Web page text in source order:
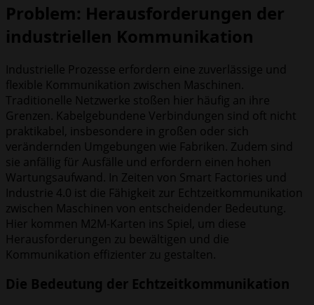
Problem: Herausforderungen der
industriellen Kommunikation
Industrielle Prozesse erfordern eine zuverlässige und
flexible Kommunikation zwischen Maschinen.
Traditionelle Netzwerke stoßen hier häufig an ihre
Grenzen. Kabelgebundene Verbindungen sind oft nicht
praktikabel, insbesondere in großen oder sich
verändernden Umgebungen wie Fabriken. Zudem sind
sie anfällig für Ausfälle und erfordern einen hohen
Wartungsaufwand. In Zeiten von Smart Factories und
Industrie 4.0 ist die Fähigkeit zur Echtzeitkommunikation
zwischen Maschinen von entscheidender Bedeutung.
Hier kommen M2M-Karten ins Spiel, um diese
Herausforderungen zu bewältigen und die
Kommunikation effizienter zu gestalten.
Die Bedeutung der Echtzeitkommunikation